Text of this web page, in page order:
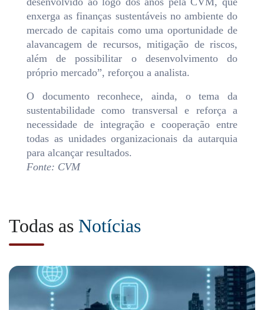
enxerga as finanças sustentáveis no ambiente do
mercado de capitais como uma oportunidade de
alavancagem de recursos, mitigação de riscos,
além de possibilitar o desenvolvimento do
próprio mercado”, reforçou a analista.
O documento reconhece, ainda, o tema da
sustentabilidade como transversal e reforça a
necessidade de integração e cooperação entre
todas as unidades organizacionais da autarquia
para alcançar resultados.
Fonte: CVM
Todas as Notícias